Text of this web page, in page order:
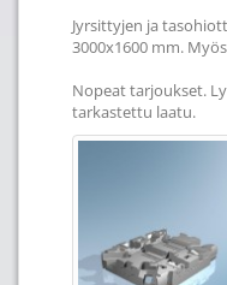
Jyrsittyjen ja
3000x1600 mm.
Nopeat tarjoukset.
tarkastettu laatu.